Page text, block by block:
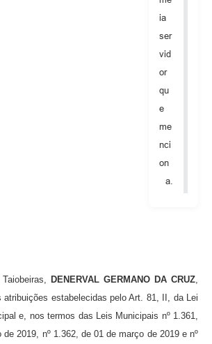
ia
ser
vid
or
qu
e
me
nci
on
a.
DENERVAL GERMANO DA CRUZ,
atribuições estabelecidas pelo Art. 81, II, da Lei
e, nos termos das Leis Municipais nº 1.361,
de 2019, nº 1.362, de 01 de março de 2019 e nº